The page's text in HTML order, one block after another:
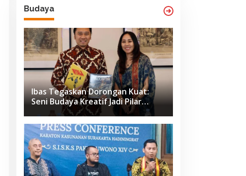
Budaya
Ibas Tegaskan Dorongan Kuat:
Seni Budaya Kreatif Jadi Pilar
Utama Identitas dan Ekonomi
Nasional